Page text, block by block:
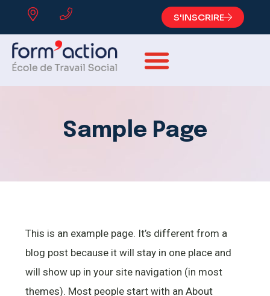
S'INSCRIRE
Sample Page
This is an example page. It’s different from a
blog post because it will stay in one place and
will show up in your site navigation (in most
themes). Most people start with an About